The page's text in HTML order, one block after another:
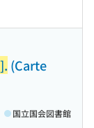
(Carte
国立国会図書館